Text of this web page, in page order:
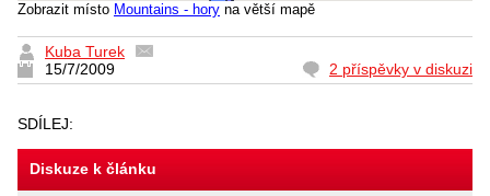
Zobrazit místo Mountains - hory na větší mapě
Kuba Turek
15/7/2009
2 příspěvky v diskuzi
SDÍLEJ:
Diskuze k článku